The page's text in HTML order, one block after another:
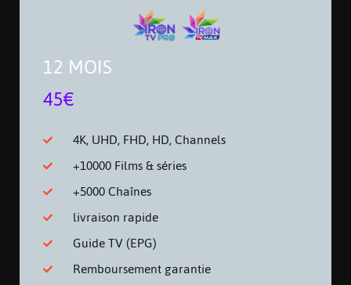
12 MOIS
45€
4K, UHD, FHD, HD, Channels
+10000 Films & séries
+5000 Chaînes
livraison rapide
Guide TV (EPG)
Remboursement garantie